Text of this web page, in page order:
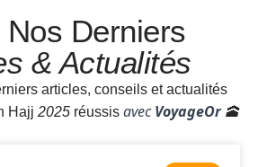
Nos Derniers
& Actualités
articles, conseils et actualités
Hajj 2025 réussis avecVoyageOr 🕋